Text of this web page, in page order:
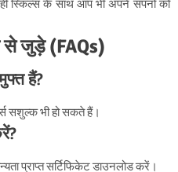
स्किल्स के साथ आप भी अपने सपनों को
से जुड़े (FAQs)
हैं?
सशुल्क भी हो सकते हैं।
प्राप्त सर्टिफिकेट डाउनलोड करें।